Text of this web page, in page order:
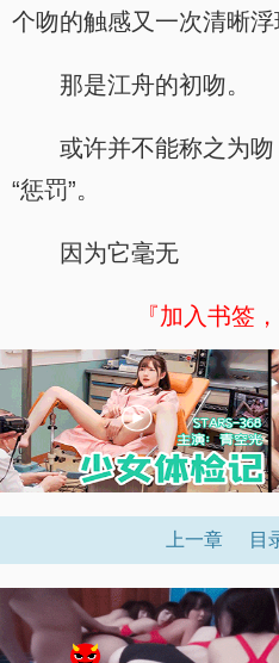
个吻的触感又一次清晰浮
那是江舟的初吻。
或许并不能称之为
“惩罚”。
因为它毫无
『加入书签
上一章 目